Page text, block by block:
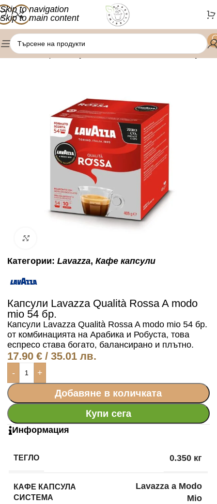
Skip to navigation
Skip to main content
Начало/Кафе капсули/Lavazza Amodo Mio капсули
Категории: Lavazza, Кафе капсули
Капсули Lavazza Qualità Rossa A modo
mio 54 бр.
Капсули Lavazza Qualità Rossa A modo mio 54 бр.
от комбинацията на Арабика и Робуста, това
еспресо става богато, балансирано и плътно.
17.90 € / 35.01 лв.
- +
Добавяне в количката
Купи сега
Информация
ТЕГЛО 0.350 кг
КАФЕ КАПСУЛА
СИСТЕМА
Lavazza a Modo
Mio